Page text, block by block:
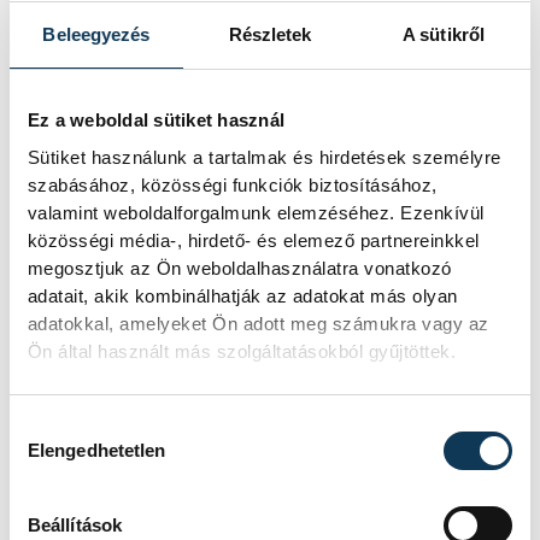
Beleegyezés Részletek A sütikről
Ez a weboldal sütiket használ
Sütiket használunk a tartalmak és hirdetések személyre
szabásához, közösségi funkciók biztosításához,
valamint weboldalforgalmunk elemzéséhez. Ezenkívül
közösségi média-, hirdető- és elemező partnereinkkel
megosztjuk az Ön weboldalhasználatra vonatkozó
adatait, akik kombinálhatják az adatokat más olyan
adatokkal, amelyeket Ön adott meg számukra vagy az
Ön által használt más szolgáltatásokból gyűjtöttek.
Elengedhetetlen
Beállítások
KÖZÉLET
A Tisza-frakció
kezdeményezte, hogy
jövő kedden legyen az
államfőválasztás
A Tisza-frakció kezdeményezte, hogy
a parlament jövő kedden válassza